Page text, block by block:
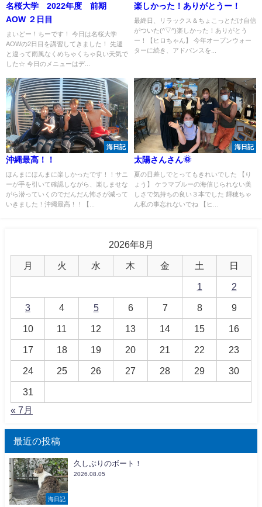
名桜大学 2022年度 前期
AOW ２日目
まいどー！ちーです！ 今日は名桜大学
AOWの2日目を講習してきました！ 先週
と違って雨風なくめちゃくちゃ良い天気で
した☆ 今日のメニューはデ...
楽しかった！ありがとうー！
最終日、リラックス＆ちょこっとだけ自信
がついた(^▽^)楽しかった！ありがとう
ー！【ヒロちゃん】 今年オープンウォー
ターに続き、アドバンスを...
海日記
沖縄最高！！
ほんまにほんまに楽しかったです！！サニ
ーが手を引いて確認しながら、楽しませな
がら潜っていくのでだんだん怖さが減って
いきました！沖縄最高！！【...
海日記
太陽さんさん🌞
夏の日差しでとってもきれいでした 【り
ょう】 ケラマブルーの海信じられない美
しさで気持ちの良い３本でした 輝穂ちゃ
ん私の事忘れないでね 【ヒ...
2026年8月
月 火 水 木 金 土 日
1 2
3 4 5 6 7 8 9
10 11 12 13 14 15 16
17 18 19 20 21 22 23
24 25 26 27 28 29 30
31
« 7月
最近の投稿
海日記
久しぶりのボート！
2026.08.05